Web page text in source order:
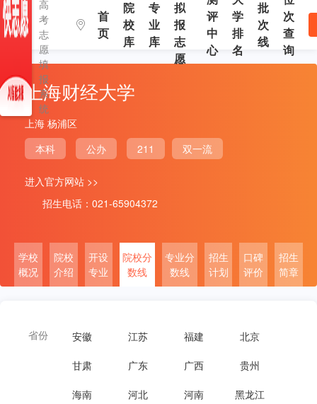
高
考
志
愿
填
报
系
统
首
页
院
校
库
专
业
库
拟
报
志
愿
评
中
心
学
排
名
批
次
线
次
查
询
上海财经大学
上海 杨浦区
本科
公办 211 双一流
进入官方网站 >>
招生电话：021-65904372
学校
概况
院校
介绍
开设
专业
院校分
数线
专业分
数线
招生
计划
口碑
评价
招生
简章
省份 安徽 江苏 福建 北京
甘肃 广东 广西 贵州
海南 河北 河南 黑龙江